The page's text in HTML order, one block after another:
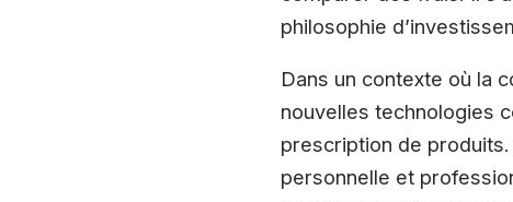
philosophie
Dans un contexte où la
nouvelles technologies
prescription de
personnelle et